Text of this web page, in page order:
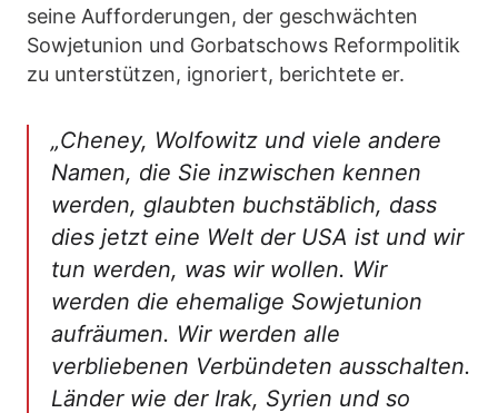
seine Aufforderungen, der geschwächten
Sowjetunion und Gorbatschows Reformpolitik
zu unterstützen, ignoriert, berichtete er.
„Cheney, Wolfowitz und viele andere
Namen, die Sie inzwischen kennen
werden, glaubten buchstäblich, dass
dies jetzt eine Welt der USA ist und wir
tun werden, was wir wollen. Wir
werden die ehemalige Sowjetunion
aufräumen. Wir werden alle
verbliebenen Verbündeten ausschalten.
Länder wie der Irak, Syrien und so